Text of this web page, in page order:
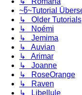
~წ~Tutorial
↳ Older Tutorials
↳ Noémi
↳ Jemima
↳ Auvian
↳ Arimar
↳ Joanne
↳ RoseOrange
↳ Raven
↳ Libellule